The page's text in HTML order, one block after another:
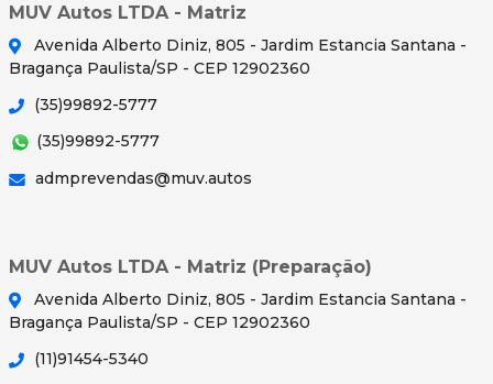
MUV Autos LTDA - Matriz
Avenida Alberto Diniz, 805 - Jardim Estancia Santana -
Bragança Paulista/SP - CEP 12902360
(35)99892-5777
(35)99892-5777
admprevendas@muv.autos
MUV Autos LTDA - Matriz (Preparação)
Avenida Alberto Diniz, 805 - Jardim Estancia Santana -
Bragança Paulista/SP - CEP 12902360
(11)91454-5340